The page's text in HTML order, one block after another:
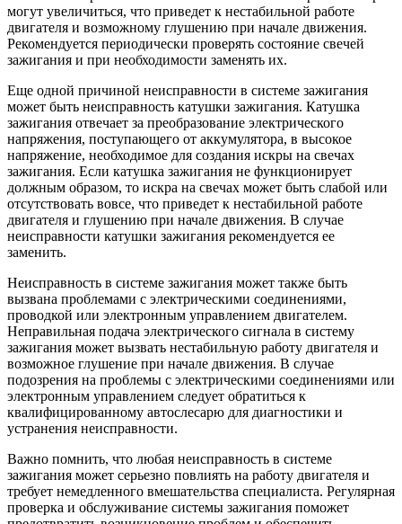
могут увеличиться, что приведет к нестабильной работе
двигателя и возможному глушению при начале движения.
Рекомендуется периодически проверять состояние свечей
зажигания и при необходимости заменять их.
Еще одной причиной неисправности в системе зажигания
может быть неисправность катушки зажигания. Катушка
зажигания отвечает за преобразование электрического
напряжения, поступающего от аккумулятора, в высокое
напряжение, необходимое для создания искры на свечах
зажигания. Если катушка зажигания не функционирует
должным образом, то искра на свечах может быть слабой или
отсутствовать вовсе, что приведет к нестабильной работе
двигателя и глушению при начале движения. В случае
неисправности катушки зажигания рекомендуется ее
заменить.
Неисправность в системе зажигания может также быть
вызвана проблемами с электрическими соединениями,
проводкой или электронным управлением двигателем.
Неправильная подача электрического сигнала в систему
зажигания может вызвать нестабильную работу двигателя и
возможное глушение при начале движения. В случае
подозрения на проблемы с электрическими соединениями или
электронным управлением следует обратиться к
квалифицированному автослесарю для диагностики и
устранения неисправности.
Важно помнить, что любая неисправность в системе
зажигания может серьезно повлиять на работу двигателя и
требует немедленного вмешательства специалиста. Регулярная
проверка и обслуживание системы зажигания поможет